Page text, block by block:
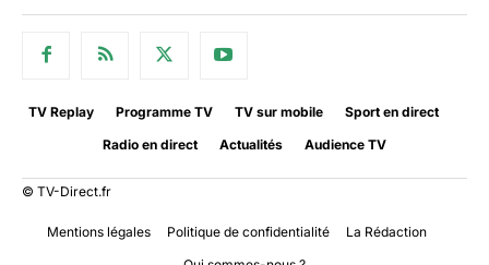
TV Replay Programme TV TV sur mobile
Sport en direct
Radio en direct
Actualités Audience TV
© TV-Direct.fr
Mentions légales Politique de confidentialité
La Rédaction